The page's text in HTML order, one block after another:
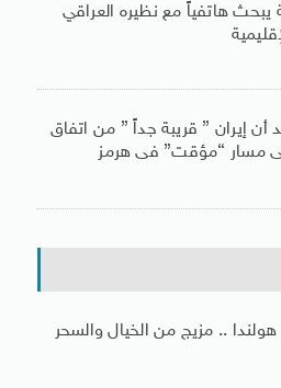
يبحث هاتفياً مع نظيره العراقي
أن إيران ” قريبة جداً ” من اتفاق
مسار “مؤقت” فى هرمز
.. مزيج من الخيال والسحر